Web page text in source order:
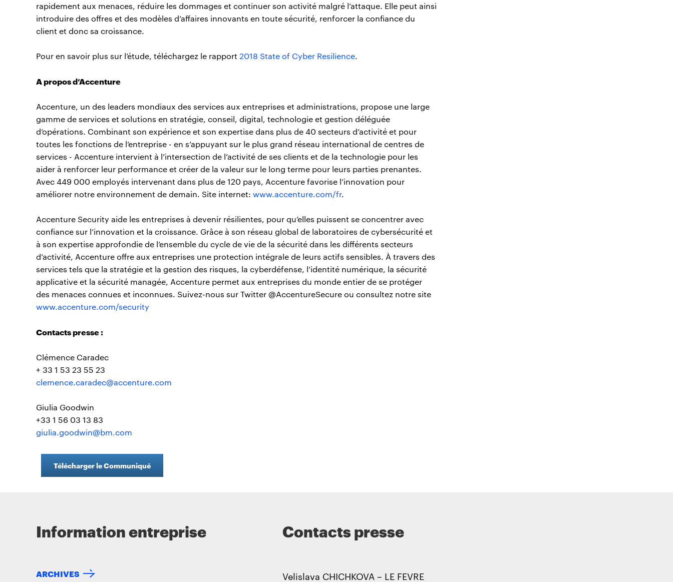
rapidement aux menaces, réduire les dommages et continuer son activité malgré l’attaque. Elle peut ainsi
introduire des offres et des modèles d’affaires innovants en toute sécurité, renforcer la confiance du
client et donc sa croissance.
Pour en savoir plus sur l’étude, téléchargez le rapport 2018 State of Cyber Resilience.
A propos d’Accenture
Accenture, un des leaders mondiaux des services aux entreprises et administrations, propose une large
gamme de services et solutions en stratégie, conseil, digital, technologie et gestion déléguée
d’opérations. Combinant son expérience et son expertise dans plus de 40 secteurs d’activité et pour
toutes les fonctions de l’entreprise - en s’appuyant sur le plus grand réseau international de centres de
services - Accenture intervient à l’intersection de l’activité de ses clients et de la technologie pour les
aider à renforcer leur performance et créer de la valeur sur le long terme pour leurs parties prenantes.
Avec 449 000 employés intervenant dans plus de 120 pays, Accenture favorise l’innovation pour
améliorer notre environnement de demain. Site internet: www.accenture.com/fr.
Accenture Security aide les entreprises à devenir résilientes, pour qu’elles puissent se concentrer avec
confiance sur l’innovation et la croissance. Grâce à son réseau global de laboratoires de cybersécurité et
à son expertise approfondie de l’ensemble du cycle de vie de la sécurité dans les différents secteurs
d’activité, Accenture offre aux entreprises une protection intégrale de leurs actifs sensibles. À travers des
services tels que la stratégie et la gestion des risques, la cyberdéfense, l’identité numérique, la sécurité
applicative et la sécurité managée, Accenture permet aux entreprises du monde entier de se protéger
des menaces connues et inconnues. Suivez-nous sur Twitter @AccentureSecure ou consultez notre site
www.accenture.com/security
Contacts presse :
Clémence Caradec
+ 33 1 53 23 55 23
clemence.caradec@accenture.com
Giulia Goodwin
+33 1 56 03 13 83
giulia.goodwin@bm.com
Télécharger le Communiqué
Information entreprise
ARCHIVES
Contacts presse
Velislava CHICHKOVA – LE FEVRE